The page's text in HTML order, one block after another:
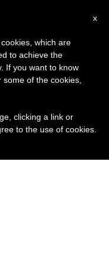
x
which are
to achieve the
If you want to know
of the cookies,
clicking a link or
to the use of cookies.